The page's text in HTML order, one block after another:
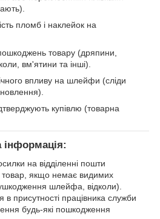
пломб і наклейок на
товару (дряпини,
вм'ятини та інші).
впливу на шлейфи (сліди
купівлю (товарна
на відділенні пошти
товар, якщо немає видимих
шлейфа, відколи).
в присутності працівника служби
будь-які пошкодження